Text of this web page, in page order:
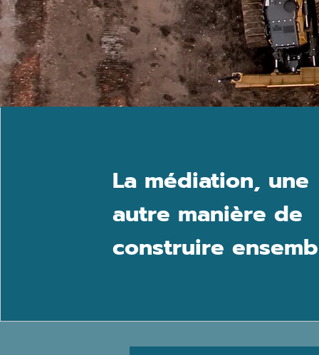
La médiation, une
autre manière de
construire